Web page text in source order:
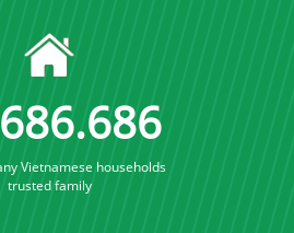
689.689
Vietnamese households
trusted family